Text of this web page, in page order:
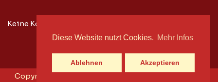
Diese Website nutzt Cookies. Mehr Infos
Ablehnen Akzeptieren
Keine Kommentare vorhanden.
Copyright ©2026 Spielbudenfestival |